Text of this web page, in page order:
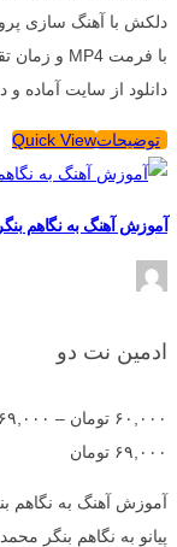
دلکش با آهنگ سازی
دانلود از سایت آماده و
توضیحاتQuick View
آموزش آهنگ به نگاهم
ادمین نت دو
۶۰,۰۰۰ تومان – ۶۹,۰۰۰
۶۹,۰۰۰ تومان
آموزش آهنگ به نگاهم
پیانو به نگاهم بنگر